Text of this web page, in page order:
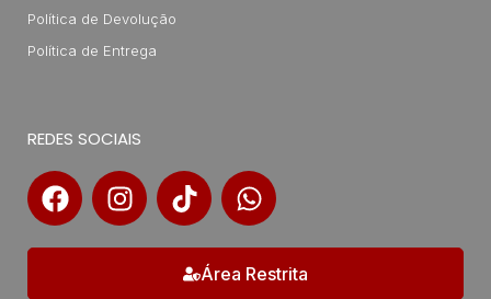
Política de Devolução
Política de Entrega
REDES SOCIAIS
Área Restrita